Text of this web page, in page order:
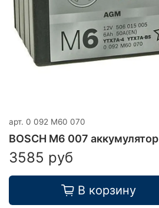
арт. 0 092 M60 070
BOSCH M6 007 аккумулятор
3585 руб
В корзину